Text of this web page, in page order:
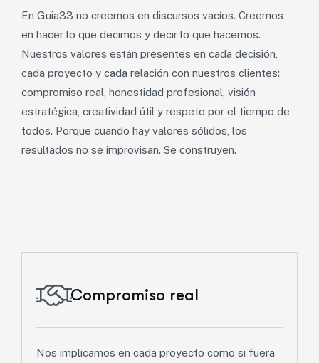
En Guia33 no creemos en discursos vacíos. Creemos
en hacer lo que decimos y decir lo que hacemos.
Nuestros valores están presentes en cada decisión,
cada proyecto y cada relación con nuestros clientes:
compromiso real, honestidad profesional, visión
estratégica, creatividad útil y respeto por el tiempo de
todos. Porque cuando hay valores sólidos, los
resultados no se improvisan. Se construyen.
Compromiso real
Nos implicamos en cada proyecto como si fuera